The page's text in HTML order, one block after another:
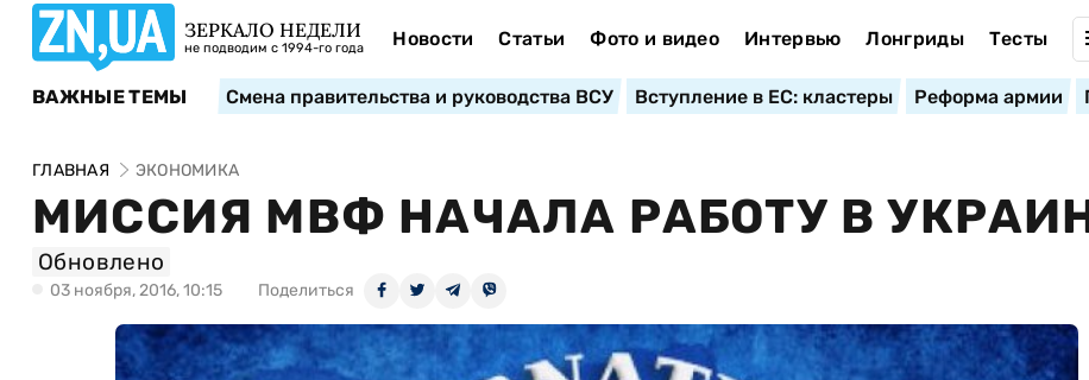
ЗЕРКАЛО НЕДЕЛИ
не подводим с 1994-го года Новости Статьи Фото и видео Интервью Лонгриды Тесты
ВАЖНЫЕ ТЕМЫ Смена правительства и руководства ВСУ Вступление в ЕС: кластеры Реформа армии
ГЛАВНАЯ ЭКОНОМИКА
МИССИЯ МВФ НАЧАЛА РАБОТУ В
Обновлено
03 ноября, 2016, 10:15 Поделиться